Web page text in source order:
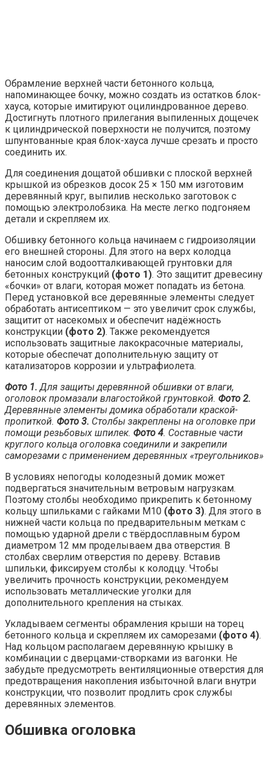
Обрамление верхней части бетонного кольца,
напоминающее бочку, можно создать из остатков блок-
хауса, которые имитируют оцилиндрованное дерево.
Достигнуть плотного прилегания выпиленных дощечек
к цилиндрической поверхности не получится, поэтому
шпунтованные края блок-хауса лучше срезать и просто
соединить их.
Для соединения дощатой обшивки с плоской верхней
крышкой из обрезков досок 25 × 150 мм изготовим
деревянный круг, выпилив несколько заготовок с
помощью электролобзика. На месте легко подгоняем
детали и скрепляем их.
Обшивку бетонного кольца начинаем с гидроизоляции
его внешней стороны. Для этого на верх колодца
наносим слой водоотталкивающей грунтовки для
бетонных конструкций (фото 1). Это защитит древесину
«бочки» от влаги, которая может попадать из бетона.
Перед установкой все деревянные элементы следует
обработать антисептиком — это увеличит срок службы,
защитит от насекомых и обеспечит надёжность
конструкции (фото 2). Также рекомендуется
использовать защитные лакокрасочные материалы,
которые обеспечат дополнительную защиту от
катализаторов коррозии и ультрафиолета.
Фото 1. Для защиты деревянной обшивки от влаги,
оголовок промазали влагостойкой грунтовкой. Фото 2.
Деревянные элементы домика обработали краской-
пропиткой. Фото 3. Столбы закреплены на оголовке при
помощи резьбовых шпилек. Фото 4. Составные части
круглого кольца оголовка соединили и закрепили
саморезами с применением деревянных «треугольников»
В условиях непогоды колодезный домик может
подвергаться значительным ветровым нагрузкам.
Поэтому столбы необходимо прикрепить к бетонному
кольцу шпильками с гайками М10 (фото 3). Для этого в
нижней части кольца по предварительным меткам с
помощью ударной дрели с твёрдосплавным буром
диаметром 12 мм проделываем два отверстия. В
столбах сверлим отверстия по дереву. Вставив
шпильки, фиксируем столбы к колодцу. Чтобы
увеличить прочность конструкции, рекомендуем
использовать металлические уголки для
дополнительного крепления на стыках.
Укладываем сегменты обрамления крыши на торец
бетонного кольца и скрепляем их саморезами (фото 4).
Над кольцом располагаем деревянную крышку в
комбинации с дверцами-створками из вагонки. Не
забудьте предусмотреть вентиляционные отверстия для
предотвращения накопления избыточной влаги внутри
конструкции, что позволит продлить срок службы
деревянных элементов.
Обшивка оголовка